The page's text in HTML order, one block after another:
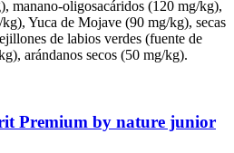
manano-oligosacáridos (120 mg/kg),
Yuca de Mojave (90 mg/kg), secas
de labios verdes (fuente de
arándanos secos (50 mg/kg).
Premium by nature junior